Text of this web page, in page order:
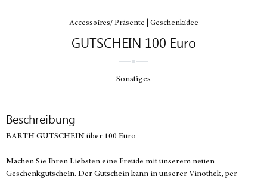
Accessoires/ Präsente | Geschenkidee
GUTSCHEIN 100 Euro
Sonstiges
Beschreibung
BARTH GUTSCHEIN über 100 Euro
Machen Sie Ihren Liebsten eine Freude mit unserem neuen
Geschenkgutschein. Der Gutschein kann in unserer Vinothek, per